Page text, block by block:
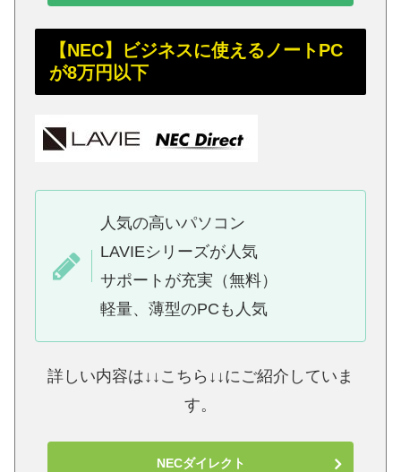
【NEC】ビジネスに使えるノートPC
が8万円以下
人気の高いパソコン
LAVIEシリーズが人気
サポートが充実（無料）
軽量、薄型のPCも人気
詳しい内容は↓↓こちら↓↓にご紹介していま
す。
NECダイレクト